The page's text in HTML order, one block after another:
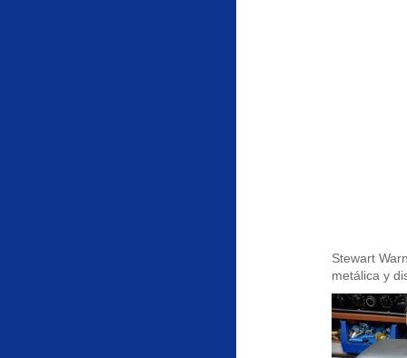
Stewart
metálica y